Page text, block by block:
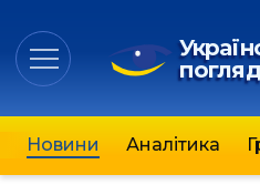
погляд
Новини Аналітика